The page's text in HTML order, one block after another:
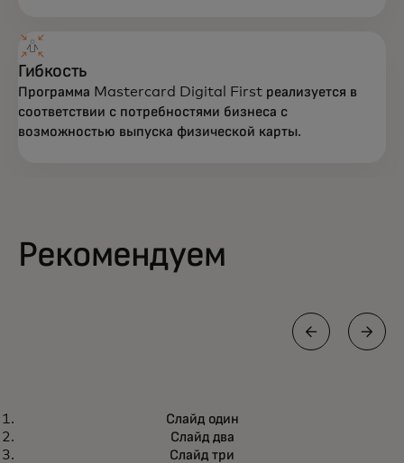
Гибкость
Программа Mastercard Digital First реализуется в
соответствии с потребностями бизнеса с
возможностью выпуска физической карты.
Рекомендуем
Программа карт Digital First
удовлетворяет растущий спрос на
opens in a new tab
Слайд один
Слайд два
Слайд три